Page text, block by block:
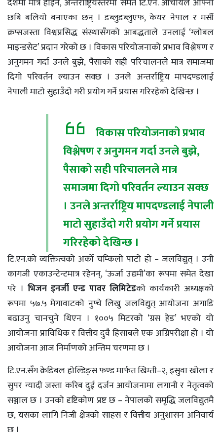
देशमा मात्र होइन, अन्तर्राष्ट्रियस्तरमा समेत टि.एन. आचार्यले आफ्नो
छबि बलियो बनाएका छन् । डब्लुडब्लुएफ, केयर नेपाल र मर्सी
क्रप्सजस्ता विश्वप्रसिद्ध संस्थासँगको आबद्धताले उनलाई ‘ग्लोबल
माइन्डसेट’ प्रदान गरेको छ । विकास परियोजनाको प्रभाव विश्लेषण र
अनुगमन गर्दा उनले बुझे, पैसाको सही परिचालनले मात्र समाजमा
दिगो परिवर्तन ल्याउन सक्छ । उनले अन्तर्राष्ट्रिय मापदण्डलाई
नेपाली माटो सुहाउँदो गरी प्रयोग गर्ने प्रयास गरिरहेको देखिन्छ ।
विकास परियोजनाको प्रभाव
विश्लेषण र अनुगमन गर्दा उनले बुझे,
पैसाको सही परिचालनले मात्र
समाजमा दिगो परिवर्तन ल्याउन सक्छ
। उनले अन्तर्राष्ट्रिय मापदण्डलाई नेपाली
माटो सुहाउँदो गरी प्रयोग गर्ने प्रयास
गरिरहेको देखिन्छ ।
टि.एन.को व्यक्तित्वको अर्को चम्किलो पाटो हो – जलविद्युत् । उनी
कागजी एकाउन्टेन्टमात्र रहेनन्, ‘ऊर्जा उद्यमी’का रूपमा समेत देखा
परे । भिजन इनर्जी एन्ड पावर लिमिटेडको कार्यकारी अध्यक्षको
रूपमा ५७.५ मेगावाटको नुप्चे लिखु जलविद्युत् आयोजना अगाडि
बढाउनु चानचुने थिएन । १००५ मिटरको ‘ग्रस हेड’ भएको यो
आयोजना प्राविधिक र वित्तीय दुवै हिसाबले एक अग्निपरीक्षा हो । यो
आयोजना आज निर्माणको अन्तिम चरणमा छ ।
टि.एन.सँग क्रेडिबल होल्डिङ्स फण्ड मार्फत खिम्ती–२, इसुवा खोला र
सुपर न्यादी जस्ता करिब दुई दर्जन आयोजनामा लगानी र नेतृत्वको
सञ्जाल छ । उनको दृष्टिकोण प्रष्ट छ – नेपालको समृद्धि जलविद्युतमै
छ, यसका लागि निजी क्षेत्रको साहस र वित्तीय अनुशासन अनिवार्य